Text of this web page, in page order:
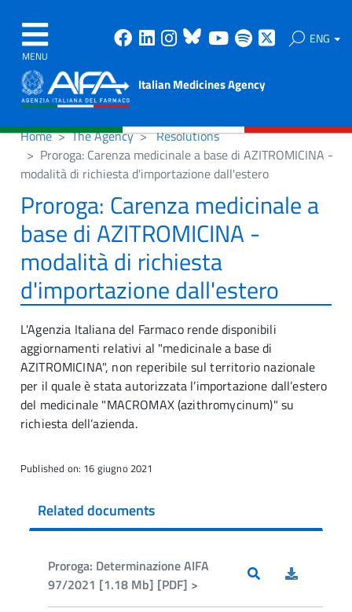
MENU
Facebook
Linkedin
Instagram
Bluesky
Youtube
Spotify ENG
Italian Medicines Agency
Home The Agency
Resolutions
Proroga: Carenza medicinale a base di AZITROMICINA -
modalità di richiesta d'importazione dall'estero
Proroga: Carenza medicinale a
base di AZITROMICINA -
modalità di richiesta
d'importazione dall'estero
L'Agenzia Italiana del Farmaco rende disponibili
aggiornamenti relativi al "medicinale a base di
AZITROMICINA", non reperibile sul territorio nazionale
per il quale è stata autorizzata l’importazione dall’estero
del medicinale "MACROMAX (azithromycinum)" su
richiesta dell’azienda.
Published on: 16 giugno 2021
Related documents
Proroga: Determinazione AIFA
97/2021 [1.18 Mb] [PDF] >